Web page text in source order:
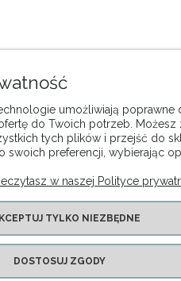
umożliwiają poprawne
do Twoich potrzeb. Możesz
tych plików i przejść do
swoich preferencji, wybierając
w naszej Polityce
TYLKO NIEZBĘDNE
DOSTOSUJ ZGODY